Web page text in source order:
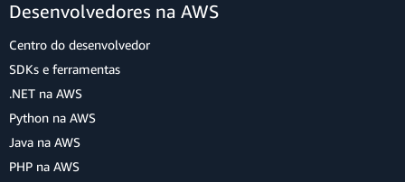
Desenvolvedores na AWS
Centro do desenvolvedor
SDKs e ferramentas
.NET na AWS
Python na AWS
Java na AWS
PHP na AWS